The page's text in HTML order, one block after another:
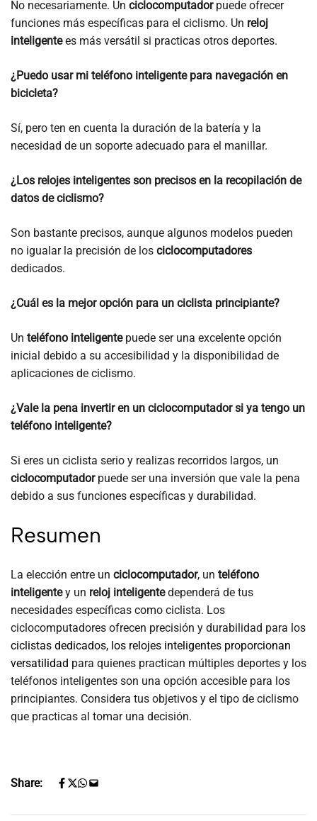
No necesariamente. Un ciclocomputadorpuede ofrecer
funciones más específicas para el ciclismo. Un reloj
inteligentees más versátil si practicas otros deportes.
¿Puedo usar mi teléfono inteligente para navegación en
bicicleta?
Sí, pero ten en cuenta la duración de la batería y la
necesidad de un soporte adecuado para el manillar.
¿Los relojes inteligentes son precisos en la recopilación de
datos de ciclismo?
Son bastante precisos, aunque algunos modelos pueden
no igualar la precisión de los ciclocomputadores
dedicados.
¿Cuál es la mejor opción para un ciclista principiante?
Un teléfono inteligentepuede ser una excelente opción
inicial debido a su accesibilidad y la disponibilidad de
aplicaciones de ciclismo.
¿Vale la pena invertir en un ciclocomputador si ya tengo un
teléfono inteligente?
Si eres un ciclista serio y realizas recorridos largos, un
ciclocomputadorpuede ser una inversión que vale la pena
debido a sus funciones específicas y durabilidad.
Resumen
La elección entre un ciclocomputador, un teléfono
inteligentey un reloj inteligentedependerá de tus
necesidades específicas como ciclista. Los
ciclocomputadores ofrecen precisión y durabilidad para los
ciclistas dedicados, los relojes inteligentes proporcionan
versatilidad para quienes practican múltiples deportes y los
teléfonos inteligentes son una opción accesible para los
principiantes. Considera tus objetivos y el tipo de ciclismo
que practicas al tomar una decisión.
Share: